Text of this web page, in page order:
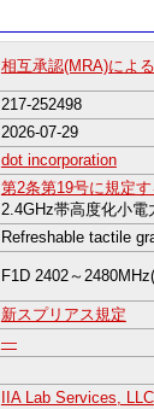
相互承認(MRA)によ
217-252498
2026-07-29
dot incorporation
第2条第19号に規定
2.4GHz帯高度化小
Refreshable tactile
F1D 2402～
新スプリアス規定
―
IIA Lab Services, LLC